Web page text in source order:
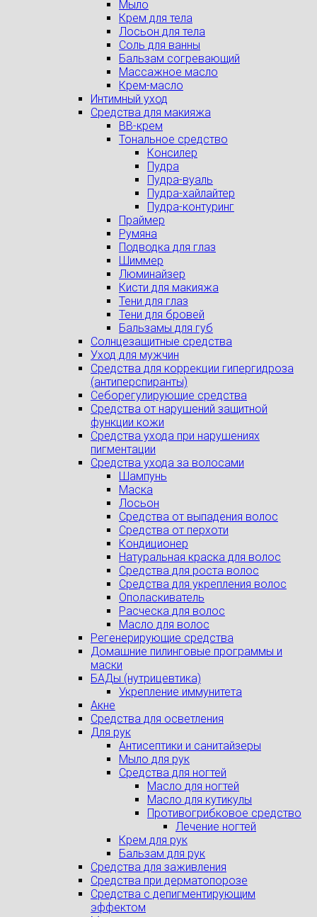
Мыло
Крем для тела
Лосьон для тела
Соль для ванны
Бальзам согревающий
Массажное масло
Крем-масло
Интимный уход
Средства для макияжа
BB-крем
Тональное средство
Консилер
Пудра
Пудра-вуаль
Пудра-хайлайтер
Пудра-контуринг
Праймер
Румяна
Подводка для глаз
Шиммер
Люминайзер
Кисти для макияжа
Тени для глаз
Тени для бровей
Бальзамы для губ
Солнцезащитные средства
Уход для мужчин
Средства для коррекции гипергидроза
(антиперспиранты)
Себорегулирующие средства
Средства от нарушений защитной
функции кожи
Средства ухода при нарушениях
пигментации
Средства ухода за волосами
Шампунь
Маска
Лосьон
Средства от выпадения волос
Средства от перхоти
Кондиционер
Натуральная краска для волос
Средства для роста волос
Средства для укрепления волос
Ополаскиватель
Расческа для волос
Масло для волос
Регенерирующие средства
Домашние пилинговые программы и
маски
БАДы (нутрицевтика)
Укрепление иммунитета
Акне
Средства для осветления
Для рук
Антисептики и санитайзеры
Мыло для рук
Средства для ногтей
Масло для ногтей
Масло для кутикулы
Противогрибковое средство
Лечение ногтей
Крем для рук
Бальзам для рук
Средства для заживления
Средства при дерматопорозе
Cредства с депигментирующим
эффектом